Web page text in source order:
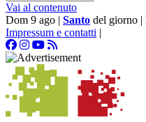
Vai al contenuto
Dom 9 ago | Santo del giorno |
Impressum e contatti |